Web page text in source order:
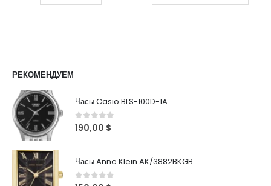
РЕКОМЕНДУЕМ
Часы Casio BLS-100D-1A
0out of 5
190,00 $
Часы Anne Klein AK/3882BKGB